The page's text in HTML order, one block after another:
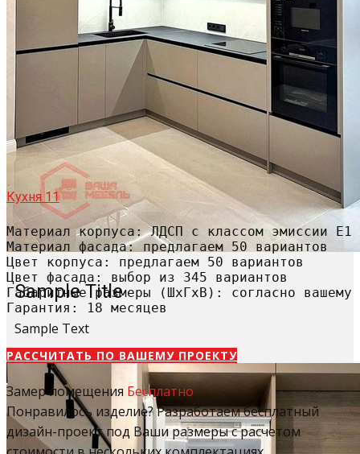
Sample Title
Sample Text
Кухня 11
Материал корпуса: ЛДСП с классом эмиссии Е1
Материал фасада: предлагаем 50 вариантов
Цвет корпуса: предлагаем 50 вариантов
Цвет фасада: выбор из 345 вариантов
Габаритные размеры (ШхГхВ): согласно вашему
Гарантия: 18 месяцев
РАССЧИТАТЬ​ ПО ВАШЕМУ ПРОЕКТУ
Замер помещения Бесплатно
Понравилось изделие? Разработаем бесплатный
дизайн-проект под Ваши размеры с расчетом